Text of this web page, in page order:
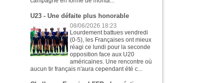
U23 - Une défaite plus honorable
08/06/2026 18:23
Lourdement battues vendredi
(0-5), les Françaises ont mieux
réagi ce lundi pour la seconde
opposition face aux U20
américaines. Une rencontre où
aucun tir français n'aura cependant été c...